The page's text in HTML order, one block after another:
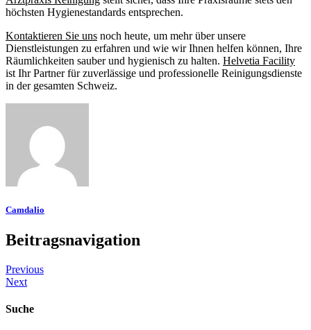
höchsten Hygienestandards entsprechen.
Kontaktieren Sie uns noch heute, um mehr über unsere
Dienstleistungen zu erfahren und wie wir Ihnen helfen können, Ihre
Räumlichkeiten sauber und hygienisch zu halten. Helvetia Facility
ist Ihr Partner für zuverlässige und professionelle Reinigungsdienste
in der gesamten Schweiz.
Camdalio
Beitragsnavigation
Previous
Next
Suche